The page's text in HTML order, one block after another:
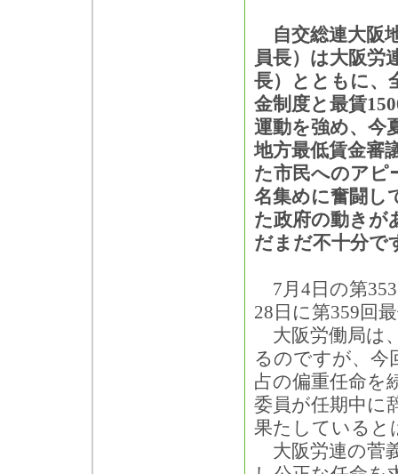
自交総連大阪
員長）は大阪労
長）とともに、
金制度と最賃
運動を強め、今
地方最低賃金審
た市民へのアピ
名集めに奮闘し
た政府の動きが
だまだ不十分で
7月4日の第
28日に第359回
大阪労働局は
るのですが、今
占の偏重任命を
委員が任期中に
果たしていると
大阪労連の菅